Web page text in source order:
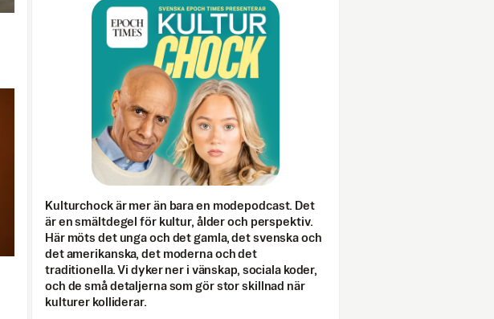
Kulturchock är mer än bara en modepodcast. Det
är en smältdegel för kultur, ålder och perspektiv.
Här möts det unga och det gamla, det svenska och
det amerikanska, det moderna och det
traditionella. Vi dyker ner i vänskap, sociala koder,
och de små detaljerna som gör stor skillnad när
kulturer kolliderar.